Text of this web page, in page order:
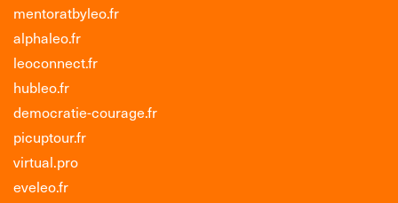
mentoratbyleo.fr
alphaleo.fr
leoconnect.fr
hubleo.fr
democratie-courage.fr
picuptour.fr
virtual.pro
eveleo.fr